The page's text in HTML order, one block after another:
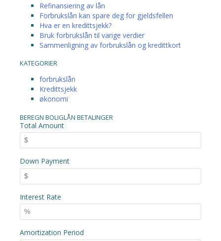
Refinansiering av lån
Forbrukslån kan spare deg for gjeldsfellen
Hva er en kredittsjekk?
Bruk forbrukslån til varige verdier
Sammenligning av forbrukslån og kredittkort
KATEGORIER
forbrukslån
Kredittsjekk
økonomi
BEREGN BOLIGLÅN BETALINGER
Total Amount
Down Payment
Interest Rate
Amortization Period